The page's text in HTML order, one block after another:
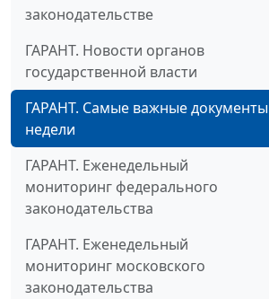
законодательстве
ГАРАНТ. Новости органов
государственной власти
ГАРАНТ. Самые важные документы
недели
ГАРАНТ. Еженедельный
мониторинг федерального
законодательства
ГАРАНТ. Еженедельный
мониторинг московского
законодательства